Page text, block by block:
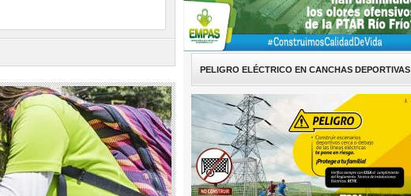
PELIGRO ELÉCTRICO EN CANCHAS DEPORTIVAS